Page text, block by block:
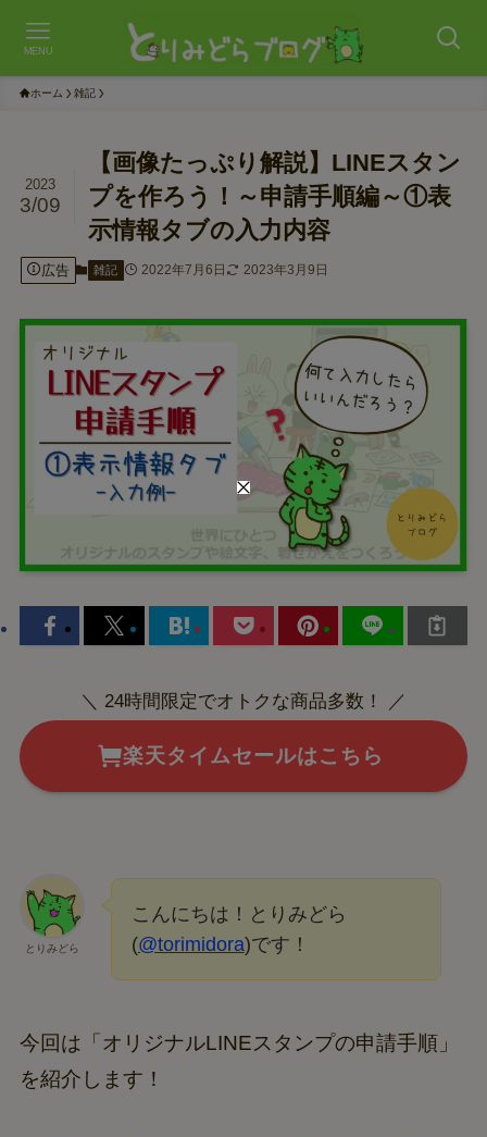
MENU
ホーム 雑記
【画像たっぷり解説】LINEスタン
プを作ろう！～申請手順編～①表
示情報タブの入力内容
2023
3/09
広告 雑記 2022年7月6日 2023年3月9日
＼ 24時間限定でオトクな商品多数！ ／
楽天タイムセールはこちら
とりみどら
こんにちは！とりみどら
(@torimidora)です！
今回は「オリジナルLINEスタンプの申請手順」
を紹介します！